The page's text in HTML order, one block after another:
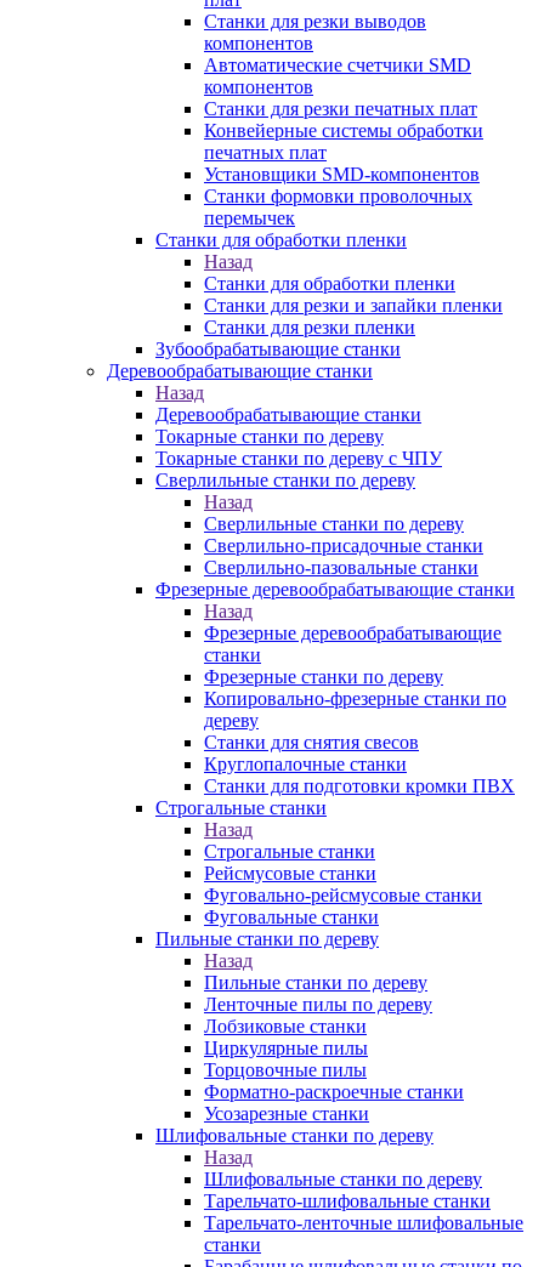
Станки для резки выводов
компонентов
Автоматические счетчики SMD
компонентов
Станки для резки печатных плат
Конвейерные системы обработки
печатных плат
Установщики SMD-компонентов
Станки формовки проволочных
перемычек
Станки для обработки пленки
Назад
Станки для обработки пленки
Станки для резки и запайки пленки
Станки для резки пленки
Зубообрабатывающие станки
Деревообрабатывающие станки
Назад
Деревообрабатывающие станки
Токарные станки по дереву
Токарные станки по дереву с ЧПУ
Сверлильные станки по дереву
Назад
Сверлильные станки по дереву
Сверлильно-присадочные станки
Сверлильно-пазовальные станки
Фрезерные деревообрабатывающие станки
Назад
Фрезерные деревообрабатывающие
станки
Фрезерные станки по дереву
Копировально-фрезерные станки по
дереву
Станки для снятия свесов
Круглопалочные станки
Станки для подготовки кромки ПВХ
Строгальные станки
Назад
Строгальные станки
Рейсмусовые станки
Фуговально-рейсмусовые станки
Фуговальные станки
Пильные станки по дереву
Назад
Пильные станки по дереву
Ленточные пилы по дереву
Лобзиковые станки
Циркулярные пилы
Торцовочные пилы
Форматно-раскроечные станки
Усозарезные станки
Шлифовальные станки по дереву
Назад
Шлифовальные станки по дереву
Тарельчато-шлифовальные станки
Тарельчато-ленточные шлифовальные
станки